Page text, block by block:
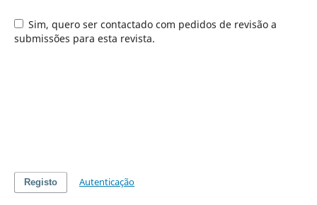
Sim, quero ser contactado com pedidos de revisão a
submissões para esta revista.
Registo Autenticação